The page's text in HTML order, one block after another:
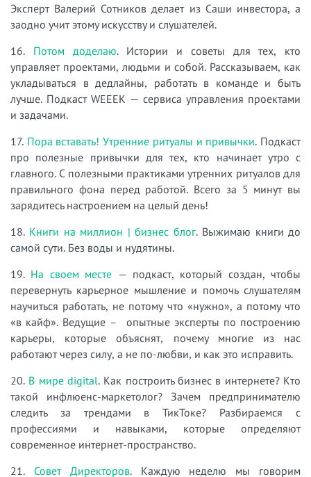
Эксперт Валерий Сотников делает из Саши инвестора, а
заодно учит этому искусству и слушателей.
16. Потом доделаю. Истории и советы для тех, кто
управляет проектами, людьми и собой. Рассказываем, как
укладываться в дедлайны, работать в команде и быть
лучше. Подкаст WEEEK — сервиса управления проектами
и задачами.
17. Пора вставать! Утренние ритуалы и привычки. Подкаст
про полезные привычки для тех, кто начинает утро с
главного. С полезными практиками утренних ритуалов для
правильного фона перед работой. Всего за 5 минут вы
зарядитесь настроением на целый день!
18. Книги на миллион | бизнес блог. Выжимаю книги до
самой сути. Без воды и нудятины.
19. На своем месте — подкаст, который создан, чтобы
перевернуть карьерное мышление и помочь слушателям
научиться работать, не потому что «нужно», а потому что
«в кайф». Ведущие – опытные эксперты по построению
карьеры, которые объяснят, почему многие из нас
работают через силу, а не по-любви, и как это исправить.
20. В мире digital. Как построить бизнес в интернете? Кто
такой инфлюенс-маркетолог? Зачем предпринимателю
следить за трендами в ТикТоке? Разбираемся с
профессиями и навыками, которые определяют
современное интернет-пространство.
21. Совет Директоров. Каждую неделю мы говорим